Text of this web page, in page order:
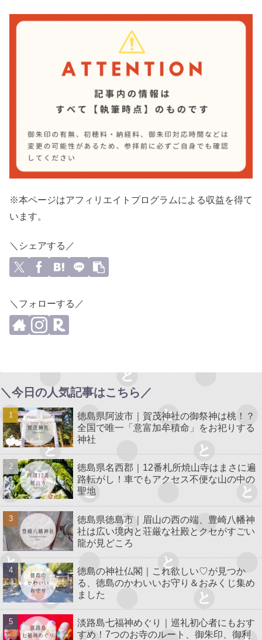
※本ページはアフィリエイトプログラムによる収益を得て
います。
＼シェアする／
＼フォローする／
＼今日の人気記事はこちら／
徳島県阿波市｜賀茂神社の御祭神は桃！？
全国で唯一「意富加牟積命」をお祀りする
神社
徳島県名西郡｜12番札所焼山寺はまさに遍
路転がし！車でもアクセス不便な山の中の
聖地
徳島県徳島市｜眉山の西の端、豊崎八幡神
社は広い境内と荘厳な社殿とクセがすごい
龍が見どころ
徳島の神社仏閣｜これ欲しい♡が見つか
る、徳島のかわいいお守り＆おみくじ集め
ました
淡路島七福神めぐり｜巡礼初心者にもおす
すめ！7つのお寺のルート、御朱印、御利